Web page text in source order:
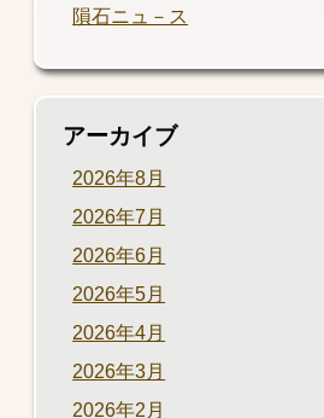
隕石ニュ－ス
アーカイブ
2026年8月
2026年7月
2026年6月
2026年5月
2026年4月
2026年3月
2026年2月